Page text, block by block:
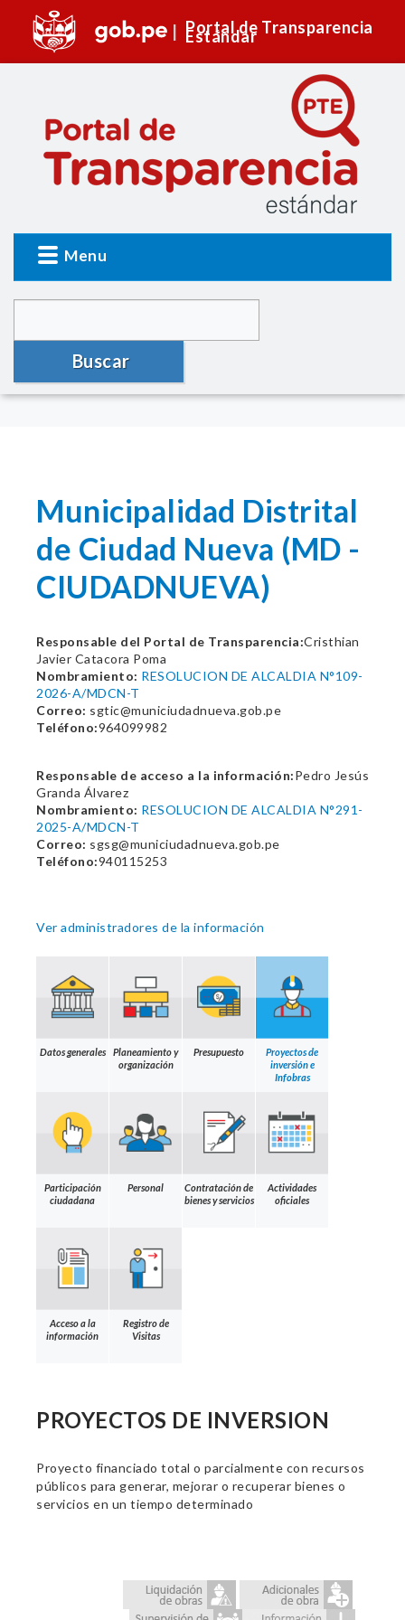
Portal de Transparencia
Estándar
Menu
Buscar
Municipalidad Distrital
de Ciudad Nueva (MD -
CIUDADNUEVA)
Responsable del Portal de Transparencia:Cristhian
Javier Catacora Poma
Nombramiento: RESOLUCION DE ALCALDIA N°109-
2026-A/MDCN-T
Correo: sgtic@municiudadnueva.gob.pe
Teléfono:964099982
Responsable de acceso a la información:Pedro Jesús
Granda Álvarez
Nombramiento: RESOLUCION DE ALCALDIA N°291-
2025-A/MDCN-T
Correo: sgsg@municiudadnueva.gob.pe
Teléfono:940115253
Ver administradores de la información
Datos generales
Planeamiento y
organización
Presupuesto
Proyectos de
inversión e
Infobras
Participación
ciudadana
Personal
Contratación de
bienes y servicios
Actividades
oficiales
Acceso a la
información
Registro de
Visitas
PROYECTOS DE INVERSION
Proyecto financiado total o parcialmente con recursos
públicos para generar, mejorar o recuperar bienes o
servicios en un tiempo determinado